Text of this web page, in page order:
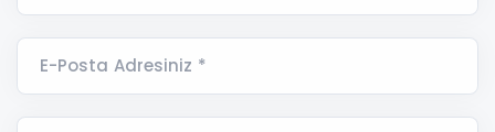
E-Posta Adresiniz *